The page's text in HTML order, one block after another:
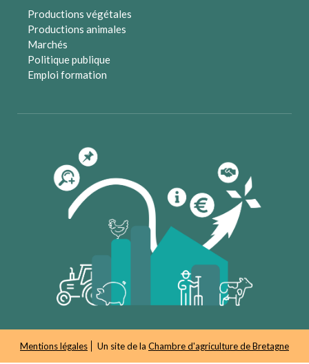
Productions végétales
Productions animales
Marchés
Politique publique
Emploi formation
Mentions légales Un site de la Chambre d'agriculture de Bretagne